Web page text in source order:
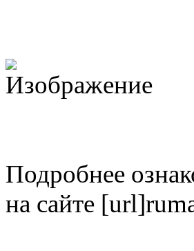
Подробнее
на сайте